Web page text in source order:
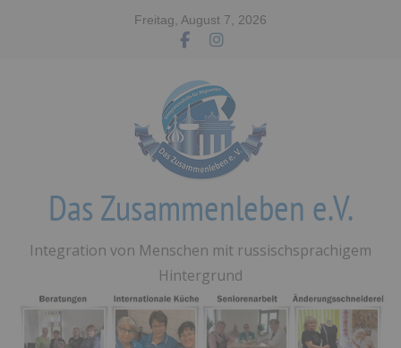
Freitag, August 7, 2026
Das Zusammenleben e.V.
Integration von Menschen mit russischsprachigem
Hintergrund